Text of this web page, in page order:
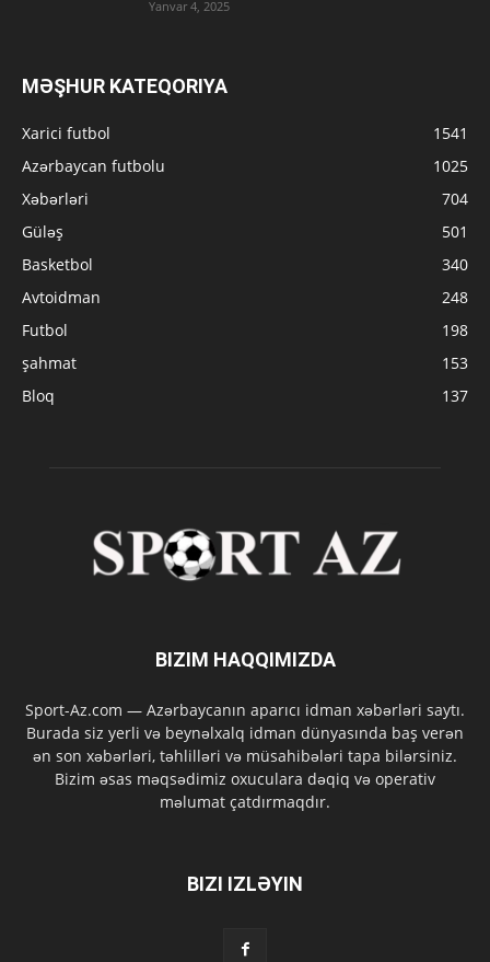
Yanvar 4, 2025
MƏŞHUR KATEQORIYA
Xarici futbol
1541
Azərbaycan futbolu
1025
Xəbərləri
704
Güləş
501
Basketbol
340
Avtoidman
248
Futbol
198
şahmat
153
Bloq
137
BIZIM HAQQIMIZDA
Sport-Az.com — Azərbaycanın aparıcı idman xəbərləri saytı.
Burada siz yerli və beynəlxalq idman dünyasında baş verən
ən son xəbərləri, təhlilləri və müsahibələri tapa bilərsiniz.
Bizim əsas məqsədimiz oxuculara dəqiq və operativ
məlumat çatdırmaqdır.
BIZI IZLƏYIN